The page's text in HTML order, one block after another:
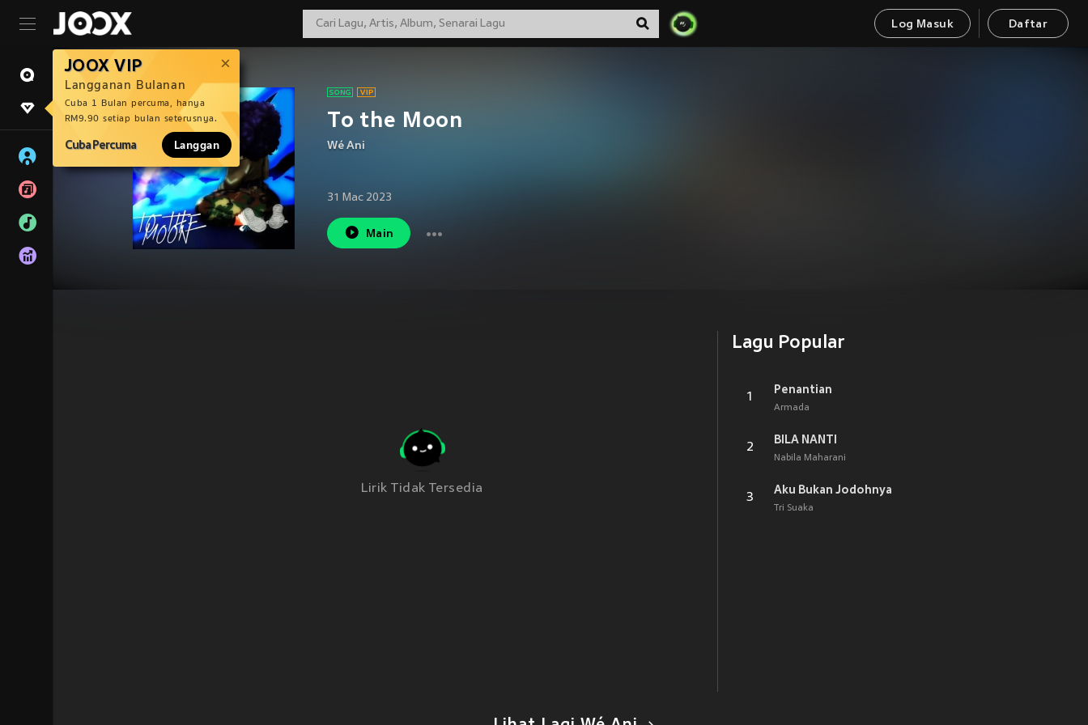
Log Masuk Daftar
JOOX VIP
Langganan Bulanan
Cuba 1 Bulan percuma, hanya
RM9.90 setiap bulan seterusnya.
Cuba Percuma Langgan
To the Moon
Wé Ani
31 Mac 2023
Main
Lirik Tidak Tersedia
Lagu Popular
1
Penantian
Armada
2
BILA NANTI
Nabila Maharani
3
Aku Bukan Jodohnya
Tri Suaka